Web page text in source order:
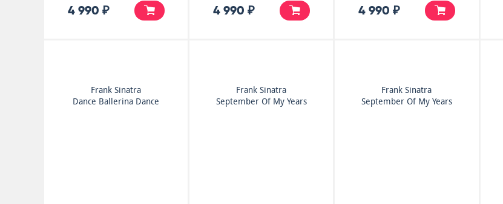
4 990 ₽ 4 990 ₽ 4 990 ₽
Frank Sinatra
Dance Ballerina Dance
Frank Sinatra
September Of My Years
Frank Sinatra
September Of My Years